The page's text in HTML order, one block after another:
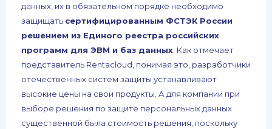
данных, их в обязательном порядке необходимо
защищать сертифицированным ФСТЭК России
решением из Единого реестра российских
программ для ЭВМ и баз данных . Как отмечает
представитель Rentacloud, понимая это, разработчики
отечественных систем защиты устанавливают
высокие цены на свои продукты. А для компании при
выборе решения по защите персональных данных
существенной была стоимость решения, поскольку